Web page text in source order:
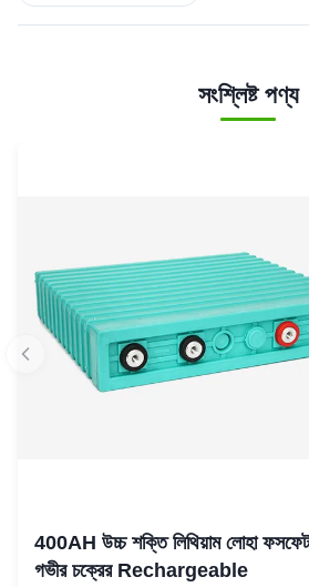
সংশ্লিষ্ট পণ্য
400AH উচ্চ শক্তি লিথিয়াম লোহা ফসফেট
গভীর চক্রের Rechargeable